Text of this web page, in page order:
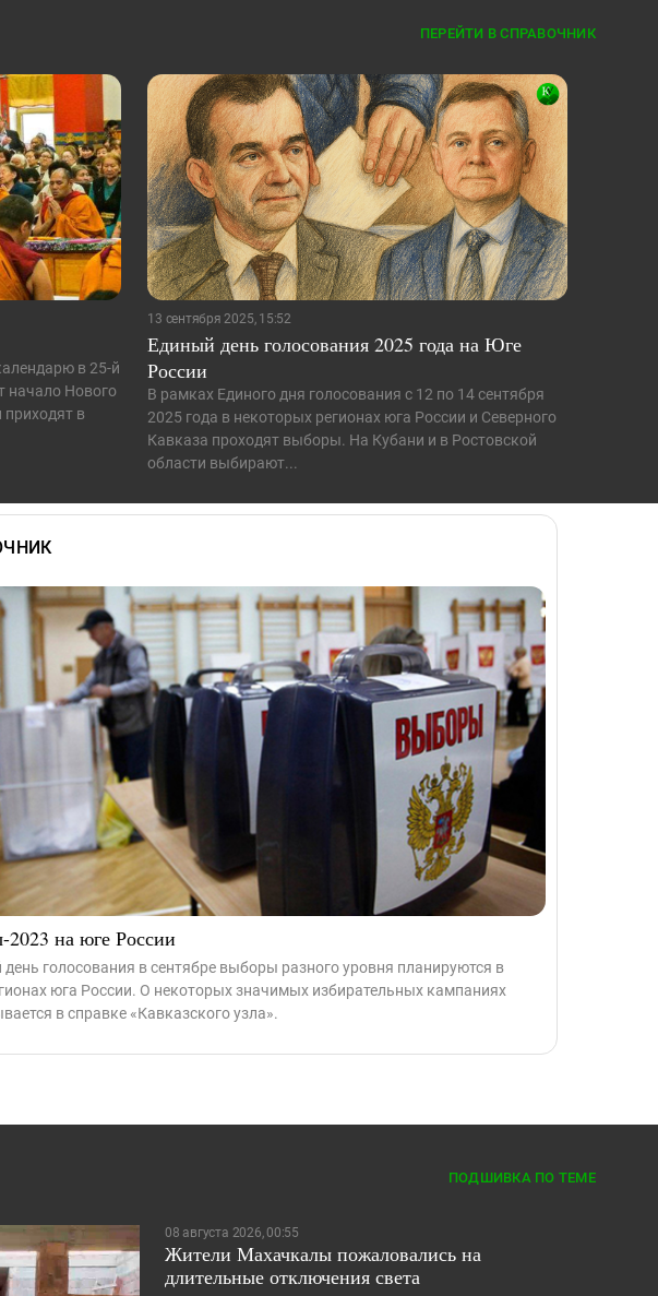
ПЕРЕЙТИ В СПРАВОЧНИК
в 25-й
начало Нового
приходят в
13 сентября 2025, 15:52
Единый день голосования 2025 года на Юге
России
В рамках Единого дня голосования с 12 по 14 сентября
2025 года в некоторых регионах юга России и Северного
Кавказа проходят выборы. На Кубани и в Ростовской
области выбирают...
на юге России
голосования в сентябре выборы разного уровня планируются в
юга России. О некоторых значимых избирательных кампаниях
в справке «Кавказского узла».
ПОДШИВКА ПО ТЕМЕ
08 августа 2026, 00:55
Жители Махачкалы пожаловались на
длительные отключения света